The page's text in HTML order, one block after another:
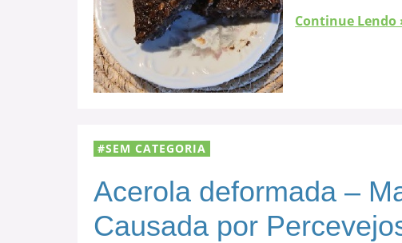
Continue Lendo
SEM CATEGORIA
Acerola deformada –
Causada por